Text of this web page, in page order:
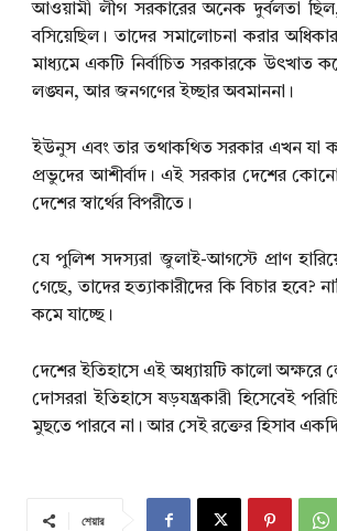
আওয়ামী লীগ সরকারের অনেক দুর্বলতা
বসিয়েছিল। তাদের সমালোচনা করার
মাধ্যমে একটি নির্বাচিত সরকারকে উৎখাত
লঙ্ঘন, আর জনগণের ইচ্ছার অবমাননা।
ইউনুস এবং তার তথাকথিত সরকার এখন যা
প্রভুদের আশীর্বাদ। এই সরকার দেশের
দেশের স্বার্থের বিপরীতে।
যে পুলিশ সদস্যরা জুলাই-আগস্টে প্রাণ
গেছে, তাদের হত্যাকারীদের কি বিচার
কমে যাচ্ছে।
দেশের ইতিহাসে এই অধ্যায়টি কালো অক্ষরে
দোসররা ইতিহাসে ষড়যন্ত্রকারী হিসেবেই
মুছতে পারবে না। আর সেই রক্তের হিসাব
শেয়ার